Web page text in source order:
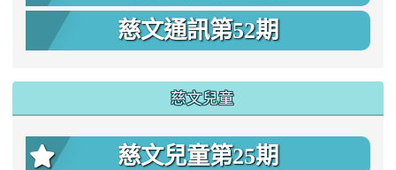
慈文通訊第52期
慈文兒童
慈文兒童第25期